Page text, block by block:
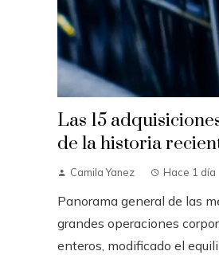
Las 15
de la historia
Camila Yanez Hace 1 día
Panorama general de las
grandes operaciones
enteros, modificado el